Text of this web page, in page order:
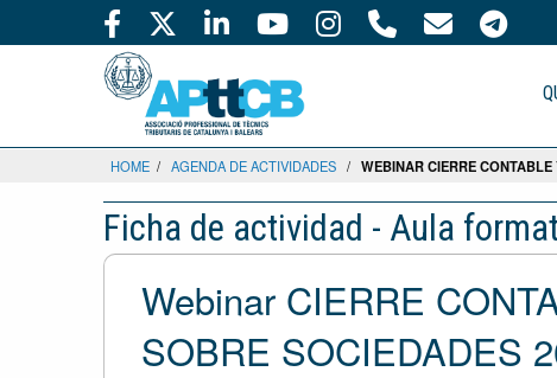
HOME / AGENDA DE ACTIVIDADES / WEBINAR CIERRE
Ficha de actividad - Aula
Webinar CIERRE
SOBRE SOCIEDADES